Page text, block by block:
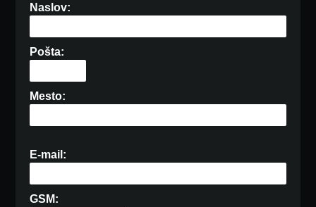
Naslov:
Pošta:
Mesto:
E-mail:
GSM: